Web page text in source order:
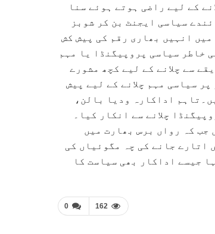
کے لیے راضی ہوتے ہوئے سنا
سیاسی ایجنٹ بن کر شوبز
انہیں بھاری رقم کی پیش کش
خاطر سیاسی پروپیگنڈا یا مہم
سے چلانے کے لیے کچھ مشورے
شخصیات کو خفیہ طور پر سیاسی مہم چلانے کے لیے پیش
اداکارہ ودیا بالن،
چلانے سے انکار کیا۔
جب کہ رواں برس بھارت میں
اتارے جانے کی چہ مگوئیاں کی
جیسے اداکار بھی سیاست کا
0 162